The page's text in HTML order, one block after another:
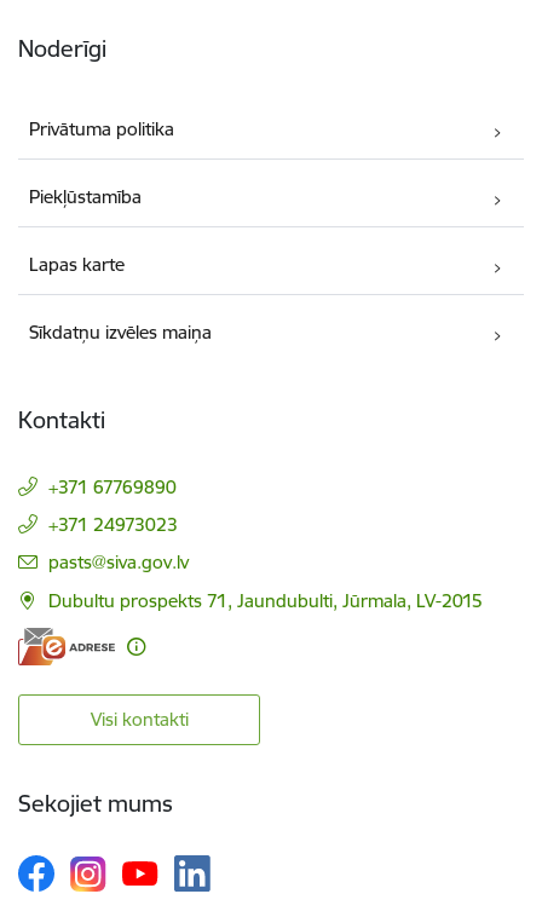
Noderīgi
Privātuma politika
Piekļūstamība
Lapas karte
Sīkdatņu izvēles maiņa
Kontakti
+371 67769890
+371 24973023
E-pasts:
pasts@siva.gov.lv
Dubultu prospekts 71, Jaundubulti, Jūrmala, LV-2015
Visi kontakti
Sekojiet mums